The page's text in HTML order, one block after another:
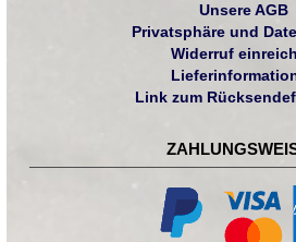
Unsere AGB
Privatsphäre und
Widerruf
Link zum